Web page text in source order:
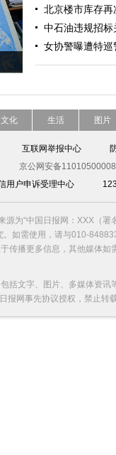
北京楼市库存
中石油违规招
女协警曝遭特
文化 生活 图片
互联网举报中心
京公网安备
用户申诉受理中心
源为“中国日报网：XXX（
如需使用，请与010-
传播更多信息，其他媒体
括文字、图片、多媒体资
报网事先协议授权，禁止转